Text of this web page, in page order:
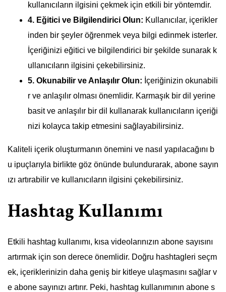
kullanıcıların ilgisini çekmek için etkili bir yöntemdir.
4. Eğitici ve Bilgilendirici Olun: Kullanıcılar, içerikler
inden bir şeyler öğrenmek veya bilgi edinmek isterler.
İçeriğinizi eğitici ve bilgilendirici bir şekilde sunarak k
ullanıcıların ilgisini çekebilirsiniz.
5. Okunabilir ve Anlaşılır Olun: İçeriğinizin okunabili
r ve anlaşılır olması önemlidir. Karmaşık bir dil yerine
basit ve anlaşılır bir dil kullanarak kullanıcıların içeriği
nizi kolayca takip etmesini sağlayabilirsiniz.
Kaliteli içerik oluşturmanın önemini ve nasıl yapılacağını b
u ipuçlarıyla birlikte göz önünde bulundurarak, abone sayın
ızı artırabilir ve kullanıcıların ilgisini çekebilirsiniz.
Hashtag Kullanımı
Etkili hashtag kullanımı, kısa videolarınızın abone sayısını
artırmak için son derece önemlidir. Doğru hashtagleri seçm
ek, içeriklerinizin daha geniş bir kitleye ulaşmasını sağlar v
e abone sayınızı artırır. Peki, hashtag kullanımının abone s